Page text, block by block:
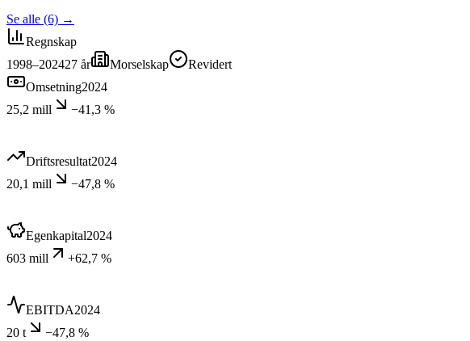
Se alle (6) →
Regnskap
1998–202427 år Morselskap
Revidert
Omsetning2024
25,2 mill
−41,3 %
Driftsresultat2024
20,1 mill
−47,8 %
Egenkapital2024
603 mill
+62,7 %
EBITDA2024
20 t
−47,8 %